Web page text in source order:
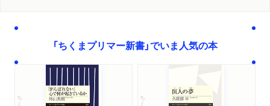
「ちくまプリマー新書」でいま人気の本